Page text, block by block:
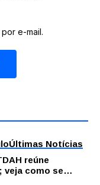
e-mail.
Últimas Notícias
reúne
veja como se